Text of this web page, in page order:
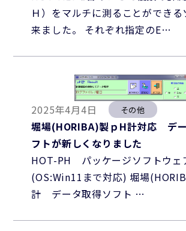
Ｈ）をマルチに測ることができる
来ました。 それぞれ指定のE…
2025年4月4日 その他
堀場(HORIBA)製ｐH計対応 デ
フトが新しくなりました
HOT-PH パッケージソフトウェ
(OS:Win11まで対応) 堀場
計 データ取得ソフト …